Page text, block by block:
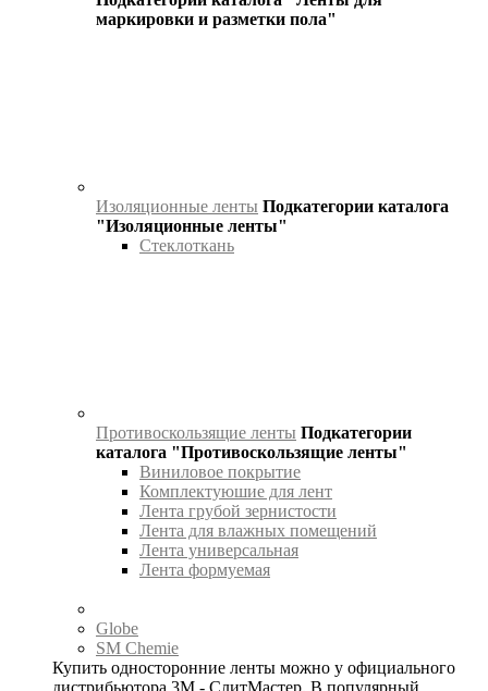
маркировки и разметки пола"
Изоляционные ленты Подкатегории каталога
"Изоляционные ленты"
Стеклоткань
Противоскользящие ленты Подкатегории
каталога "Противоскользящие ленты"
Виниловое покрытие
Комплектуюшие для лент
Лента грубой зернистости
Лента для влажных помещений
Лента универсальная
Лента формуемая
Globe
SM Chemie
Купить односторонние ленты можно у официального
дистрибьютора 3М - СлитМастер. В популярный